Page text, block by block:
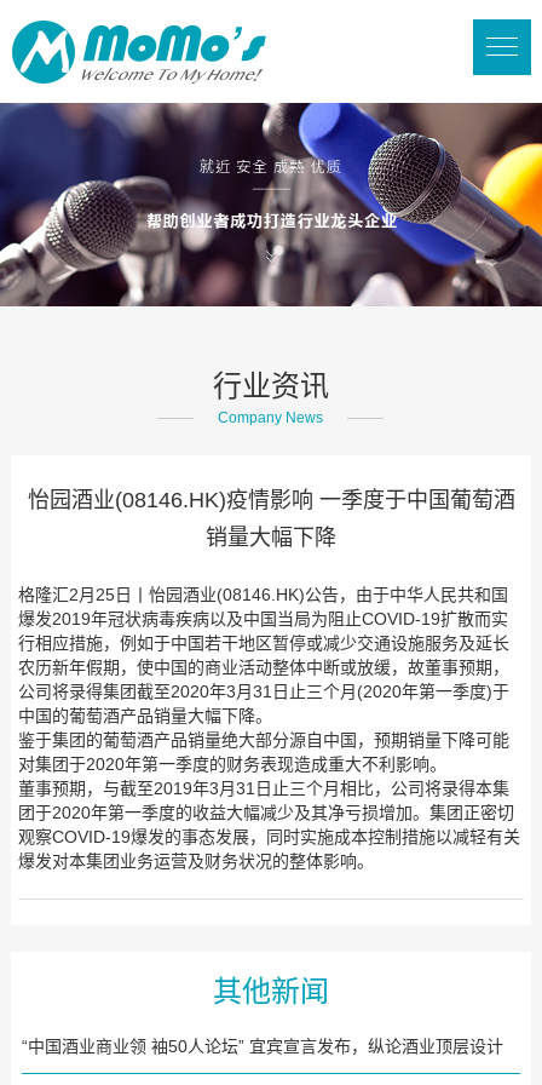
行业资讯
Company News
怡园酒业(08146.HK)疫情影响 一季度于中国葡萄酒
销量大幅下降
格隆汇2月25日丨怡园酒业(08146.HK)公告，由于中华人民共和国
爆发2019年冠状病毒疾病以及中国当局为阻止COVID-19扩散而实
行相应措施，例如于中国若干地区暂停或减少交通设施服务及延长
农历新年假期，使中国的商业活动整体中断或放缓，故董事预期，
公司将录得集团截至2020年3月31日止三个月(2020年第一季度)于
中国的葡萄酒产品销量大幅下降。
鉴于集团的葡萄酒产品销量绝大部分源自中国，预期销量下降可能
对集团于2020年第一季度的财务表现造成重大不利影响。
董事预期，与截至2019年3月31日止三个月相比，公司将录得本集
团于2020年第一季度的收益大幅减少及其净亏损增加。集团正密切
观察COVID-19爆发的事态发展，同时实施成本控制措施以减轻有关
爆发对本集团业务运营及财务状况的整体影响。
其他新闻
“中国酒业商业领 袖50人论坛” 宜宾宣言发布，纵论酒业顶层设计